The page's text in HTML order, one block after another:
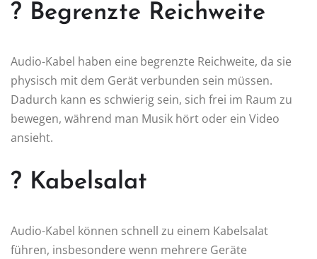
? Begrenzte Reichweite
Audio-Kabel haben eine begrenzte Reichweite, da sie
physisch mit dem Gerät verbunden sein müssen.
Dadurch kann es schwierig sein, sich frei im Raum zu
bewegen, während man Musik hört oder ein Video
ansieht.
? Kabelsalat
Audio-Kabel können schnell zu einem Kabelsalat
führen, insbesondere wenn mehrere Geräte